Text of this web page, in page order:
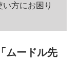
方にお困り
ムードル先